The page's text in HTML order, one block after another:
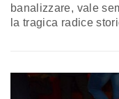
banalizzare, vale
la tragica radice
antiche, storiche e